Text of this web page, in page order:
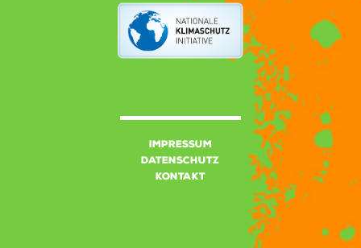
Impressum
Datenschutz
Kontakt